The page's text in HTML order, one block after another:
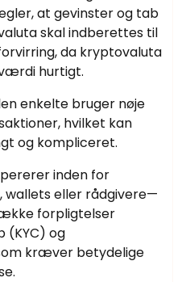
at gevinster og tab
skal indberettes til
da kryptovaluta
hurtigt.
enkelte bruger nøje
hvilket kan
og kompliceret.
inden for
eller rådgivere—
forpligtelser
(KYC) og
kræver betydelige